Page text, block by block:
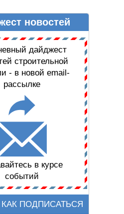
новостей
дайджест
строительной
- в новой email-
рассылке
в курсе
событий
ПОДПИСАТЬСЯ